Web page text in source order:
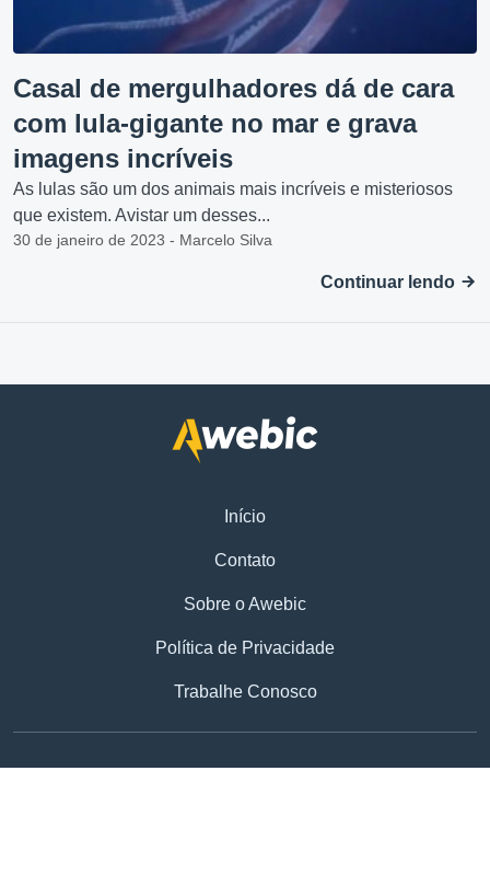
Casal de mergulhadores dá de cara
com lula-gigante no mar e grava
imagens incríveis
As lulas são um dos animais mais incríveis e misteriosos
que existem. Avistar um desses...
30 de janeiro de 2023 - Marcelo Silva
Continuar lendo
Início
Contato
Sobre o Awebic
Política de Privacidade
Trabalhe Conosco